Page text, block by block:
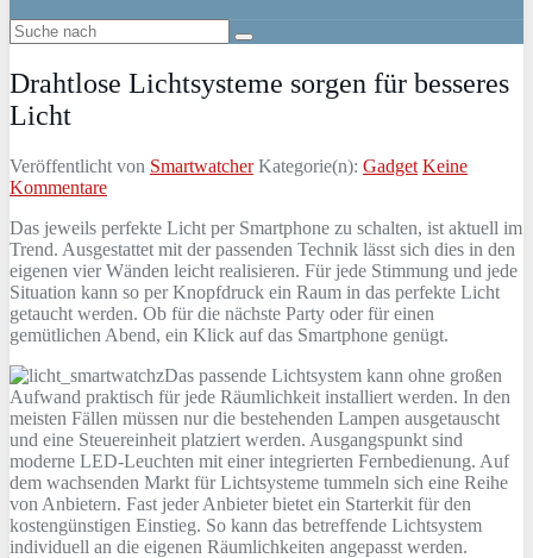
Drahtlose Lichtsysteme sorgen für besseres
Licht
Veröffentlicht von Smartwatcher Kategorie(n): Gadget Keine
Kommentare
Das jeweils perfekte Licht per Smartphone zu schalten, ist aktuell im
Trend. Ausgestattet mit der passenden Technik lässt sich dies in den
eigenen vier Wänden leicht realisieren. Für jede Stimmung und jede
Situation kann so per Knopfdruck ein Raum in das perfekte Licht
getaucht werden. Ob für die nächste Party oder für einen
gemütlichen Abend, ein Klick auf das Smartphone genügt.
Das passende Lichtsystem kann ohne großen
Aufwand praktisch für jede Räumlichkeit installiert werden. In den
meisten Fällen müssen nur die bestehenden Lampen ausgetauscht
und eine Steuereinheit platziert werden. Ausgangspunkt sind
moderne LED-Leuchten mit einer integrierten Fernbedienung. Auf
dem wachsenden Markt für Lichtsysteme tummeln sich eine Reihe
von Anbietern. Fast jeder Anbieter bietet ein Starterkit für den
kostengünstigen Einstieg. So kann das betreffende Lichtsystem
individuell an die eigenen Räumlichkeiten angepasst werden.